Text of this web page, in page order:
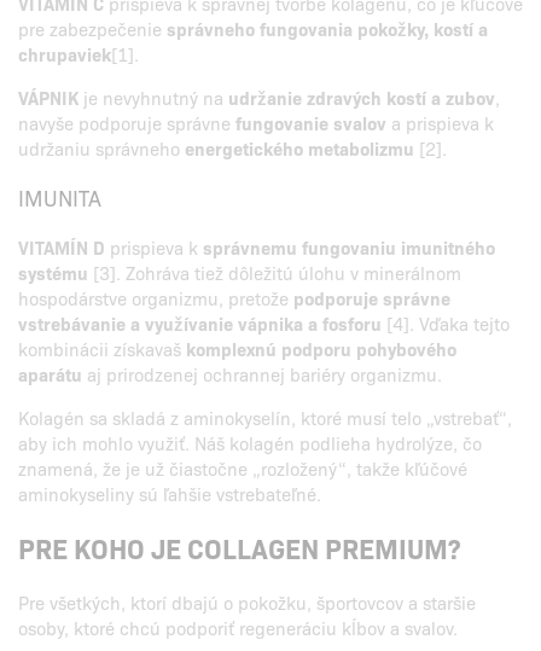
pre zabezpečenie správneho fungovania pokožky, kostí a
chrupaviek[1].
VÁPNIK je nevyhnutný na udržanie zdravých kostí a zubov,
navyše podporuje správne fungovanie svalov a prispieva k
udržaniu správneho energetického metabolizmu [2].
IMUNITA
VITAMÍN D prispieva k správnemu fungovaniu imunitného
systému [3]. Zohráva tiež dôležitú úlohu v minerálnom
hospodárstve organizmu, pretože podporuje správne
vstrebávanie a využívanie vápnika a fosforu [4]. Vďaka tejto
kombinácii získavaš komplexnú podporu pohybového
aparátu aj prirodzenej ochrannej bariéry organizmu.
Kolagén sa skladá z aminokyselín, ktoré musí telo „vstrebať“,
aby ich mohlo využiť. Náš kolagén podlieha hydrolýze, čo
znamená, že je už čiastočne „rozložený“, takže kľúčové
aminokyseliny sú ľahšie vstrebateľné.
PRE KOHO JE COLLAGEN PREMIUM?
Pre všetkých, ktorí dbajú o pokožku, športovcov a staršie
osoby, ktoré chcú podporiť regeneráciu kĺbov a svalov.